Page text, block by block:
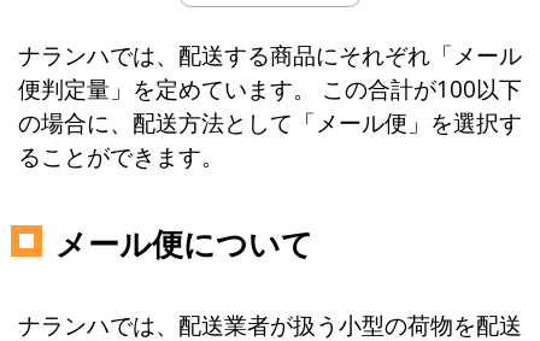
ナランハでは、配送する商品にそれぞれ「メール
便判定量」を定めています。 この合計が100以下
の場合に、配送方法として「メール便」を選択す
ることができます。
メール便について
ナランハでは、配送業者が扱う小型の荷物を配送